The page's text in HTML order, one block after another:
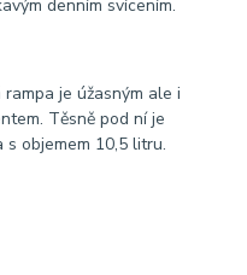
denním svícením.
je úžasným ale i
Těsně pod ní je
objemem 10,5 litru.